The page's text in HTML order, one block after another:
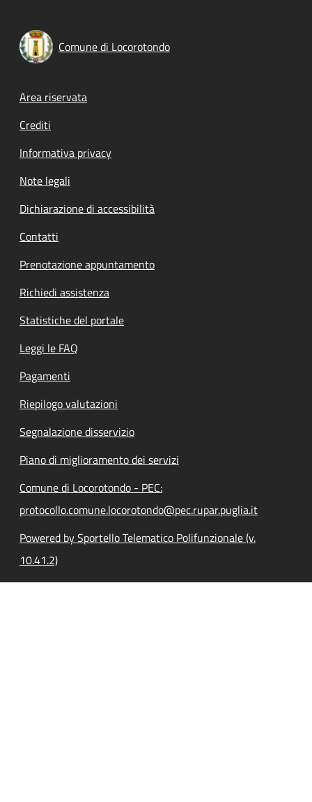
Comune di Locorotondo
Footer menu
Area riservata
Crediti
Informativa privacy
Note legali
Dichiarazione di accessibilità
Contatti
Prenotazione appuntamento
Richiedi assistenza
Statistiche del portale
Leggi le FAQ
Pagamenti
Riepilogo valutazioni
Segnalazione disservizio
Piano di miglioramento dei servizi
Comune di Locorotondo - PEC:
protocollo.comune.locorotondo@pec.rupar.puglia.it
Powered by Sportello Telematico Polifunzionale (v.
10.41.2)